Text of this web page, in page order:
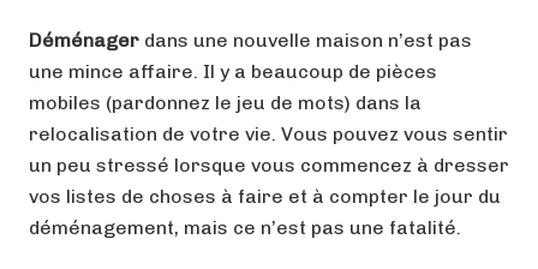
Déménager dans une nouvelle maison n’est pas
une mince affaire. Il y a beaucoup de pièces
mobiles (pardonnez le jeu de mots) dans la
relocalisation de votre vie. Vous pouvez vous sentir
un peu stressé lorsque vous commencez à dresser
vos listes de choses à faire et à compter le jour du
déménagement, mais ce n’est pas une fatalité.